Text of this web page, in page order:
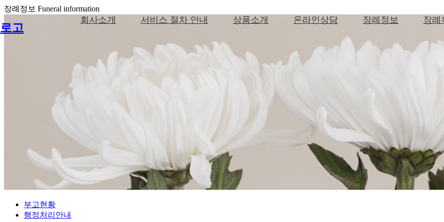
로고
회사소개 서비스 절차 안내 상품소개 온라인상담 장례정보 장례
장례정보 Funeral information
부고현황
행정처리안내